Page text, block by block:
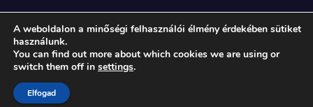
Proudly powered by WordPress|Theme: Newsup byThemeansar
A weboldalon a minőségi felhasználói élmény érdekében sütiket
használunk.
You can find out more about which cookies we are using or
switch them off in settings.
Elfogad